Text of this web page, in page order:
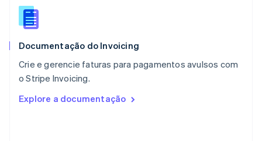
Documentação do Invoicing
Crie e gerencie faturas para pagamentos avulsos com
o Stripe Invoicing.
Explore a documentação
Português
RAE de Hong Kong, China
Reino Unido
República Tcheca
English
English